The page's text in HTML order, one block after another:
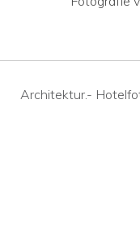
Architektur.-